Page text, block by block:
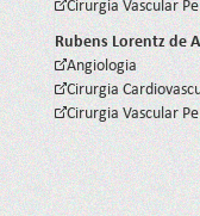
Cirurgia Vascular
Rubens Lorentz de
Angiologia
Cirurgia
Cirurgia Vascular